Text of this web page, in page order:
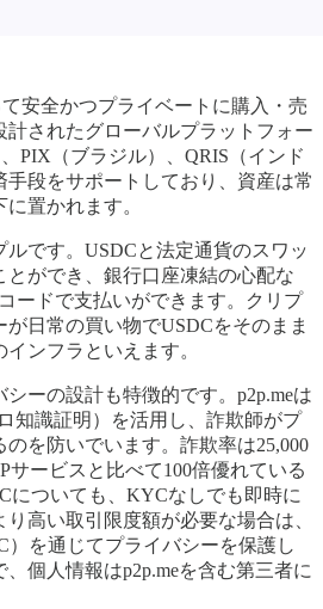
安全かつプライベートに購入・売
されたグローバルプラットフォー
PIX（ブラジル）、QRIS（インド
手段をサポートしており、資産は常
置かれます。
ルです。USDCと法定通貨のスワッ
とができ、銀行口座凍結の心配な
ードで支払いができます。クリプ
が日常の買い物でUSDCをそのまま
ンフラといえます。
ーの設計も特徴的です。p2p.meは
知識証明）を活用し、詐欺師がプ
のを防いでいます。詐欺率は25,000
サービスと比べて100倍優れている
についても、KYCなしでも即時に
高い取引限度額が必要な場合は、
を通じてプライバシーを保護し
個人情報はp2p.meを含む第三者に